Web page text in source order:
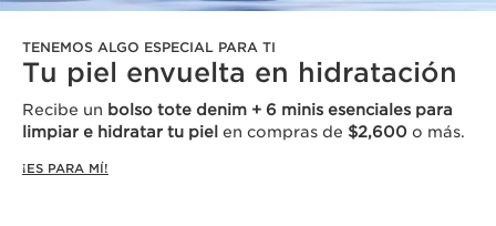
TENEMOS ALGO ESPECIAL PARA TI
Tu piel envuelta en hidratación
Recibe un bolso tote denim + 6 minis esenciales para
limpiar e hidratar tu piel en compras de $2,600 o más.
¡ES PARA MÍ!